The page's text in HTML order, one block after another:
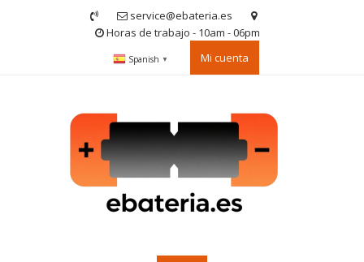
service@ebateria.es
Horas de trabajo - 10am - 06pm
Spanish ▼ Mi cuenta